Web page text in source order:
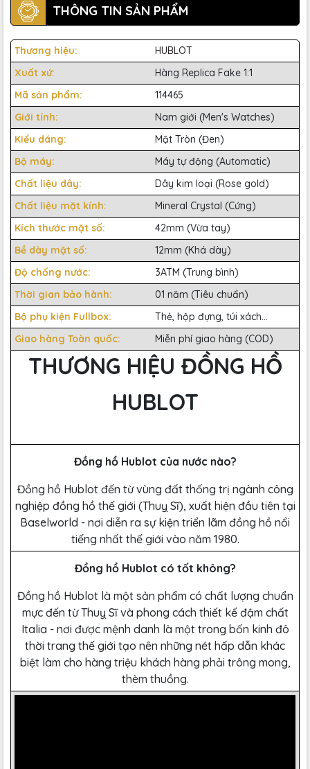
THÔNG TIN SẢN PHẨM
Thương hiệu:
HUBLOT
Xuất xứ:
Hàng Replica Fake 1:1
Mã sản phẩm:
114465
Giới tính:
Nam giới (Men's Watches)
Kiểu dáng:
Mặt Tròn (Đen)
Bộ máy:
Máy tự động (Automatic)
Chất liệu dây:
Dây kim loại (Rose gold)
Chất liệu mặt kính:
Mineral Crystal (Cứng)
Kích thước mặt số:
42mm (Vừa tay)
Bề dày mặt số:
12mm (Khá dày)
Độ chống nước:
3ATM (Trung bình)
Thời gian bảo hành:
01 năm (Tiêu chuẩn)
Bộ phụ kiện Fullbox:
Thẻ, hộp đựng, túi xách...
Giao hàng Toàn quốc:
Miễn phí giao hàng (COD)
THƯƠNG HIỆU ĐỒNG HỒ
HUBLOT
Đồng hồ Hublot của nước nào?
Đồng hồ Hublot đến từ vùng đất thống trị ngành công
nghiệp đồng hồ thế giới (Thuỵ Sĩ), xuất hiện đầu tiên tại
Baselworld - nơi diễn ra sự kiện triển lãm đồng hồ nổi
tiếng nhất thế giới vào năm 1980.
Đồng hồ Hublot có tốt không?
Đồng hồ Hublot là một sản phẩm có chất lượng chuẩn
mực đến từ Thuỵ Sĩ và phong cách thiết kế đậm chất
Italia - nơi được mệnh danh là một trong bốn kinh đô
thời trang thế giới tạo nên những nét hấp dẫn khác
biệt làm cho hàng triệu khách hàng phải trông mong,
thèm thuồng.